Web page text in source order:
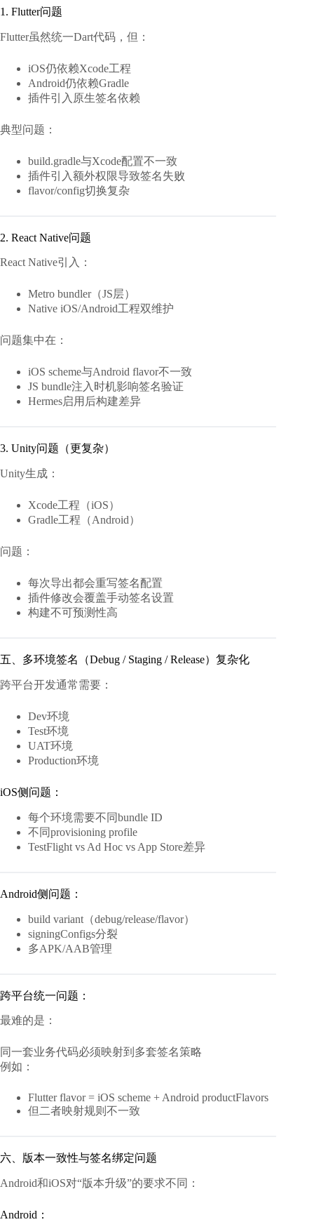
1. Flutter问题
Flutter虽然统一Dart代码，但：
iOS仍依赖Xcode工程
Android仍依赖Gradle
插件引入原生签名依赖
典型问题：
build.gradle与Xcode配置不一致
插件引入额外权限导致签名失败
flavor/config切换复杂
2. React Native问题
React Native引入：
Metro bundler（JS层）
Native iOS/Android工程双维护
问题集中在：
iOS scheme与Android flavor不一致
JS bundle注入时机影响签名验证
Hermes启用后构建差异
3. Unity问题（更复杂）
Unity生成：
Xcode工程（iOS）
Gradle工程（Android）
问题：
每次导出都会重写签名配置
插件修改会覆盖手动签名设置
构建不可预测性高
五、多环境签名（Debug / Staging / Release）复杂化
跨平台开发通常需要：
Dev环境
Test环境
UAT环境
Production环境
iOS侧问题：
每个环境需要不同bundle ID
不同provisioning profile
TestFlight vs Ad Hoc vs App Store差异
Android侧问题：
build variant（debug/release/flavor）
signingConfigs分裂
多APK/AAB管理
跨平台统一问题：
最难的是：
同一套业务代码必须映射到多套签名策略
例如：
Flutter flavor = iOS scheme + Android productFlavors
但二者映射规则不一致
六、版本一致性与签名绑定问题
Android和iOS对“版本升级”的要求不同：
Android：